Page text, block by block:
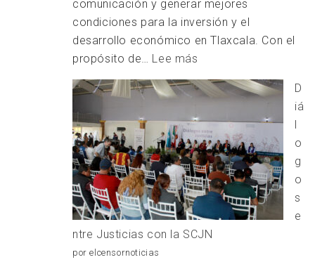
comunicación y generar mejores
condiciones para la inversión y el
desarrollo económico en Tlaxcala. Con el
propósito de… Lee más
REFORZAR
LA
DEL
SECTOR
EMPRESARIAL
D
iá
l
o
g
o
s
e
ntre Justicias con la SCJN
por elcensornoticias